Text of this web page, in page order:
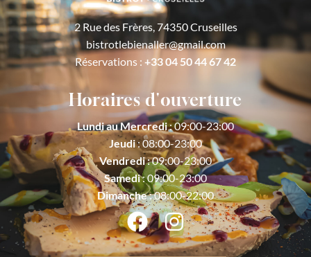
2 Rue des Frères, 74350 Cruseilles
bistrotlebienaller@gmail.com
Réservations : +33 04 50 44 67 42
Horaires d'ouverture
Lundi au Mercredi: 09:00-23:00
Jeudi: 08:00-23:00
Vendredi :09:00-23:00
Samedi: 09:00-23:00
Dimanche: 08:00-22:00